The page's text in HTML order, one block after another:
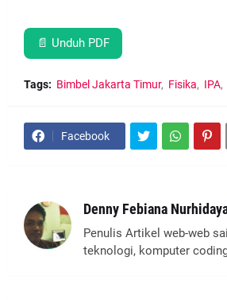
📄 Unduh PDF
Tags: Bimbel Jakarta Timur Fisika IPA
Facebook
Denny Febiana
Penulis Artikel web-web
teknologi, komputer